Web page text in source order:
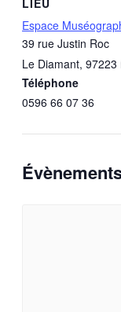
Espace
39 rue Justin Roc
Le Diamant, 97223
Téléphone
0596 66 07 36